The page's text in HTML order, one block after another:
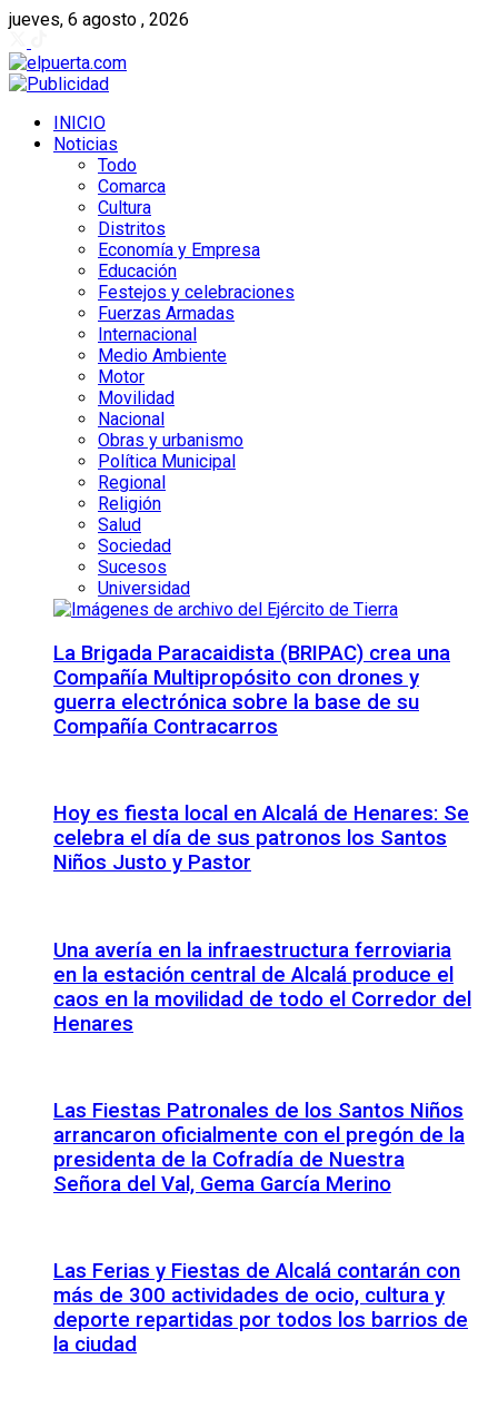
jueves, 6 agosto , 2026
INICIO
Noticias
Todo
Comarca
Cultura
Distritos
Economía y Empresa
Educación
Festejos y celebraciones
Fuerzas Armadas
Internacional
Medio Ambiente
Motor
Movilidad
Nacional
Obras y urbanismo
Política Municipal
Regional
Religión
Salud
Sociedad
Sucesos
Universidad
La Brigada Paracaidista (BRIPAC) crea una
Compañía Multipropósito con drones y
guerra electrónica sobre la base de su
Compañía Contracarros
Hoy es fiesta local en Alcalá de Henares: Se
celebra el día de sus patronos los Santos
Niños Justo y Pastor
Una avería en la infraestructura ferroviaria
en la estación central de Alcalá produce el
caos en la movilidad de todo el Corredor del
Henares
Las Fiestas Patronales de los Santos Niños
arrancaron oficialmente con el pregón de la
presidenta de la Cofradía de Nuestra
Señora del Val, Gema García Merino
Las Ferias y Fiestas de Alcalá contarán con
más de 300 actividades de ocio, cultura y
deporte repartidas por todos los barrios de
la ciudad